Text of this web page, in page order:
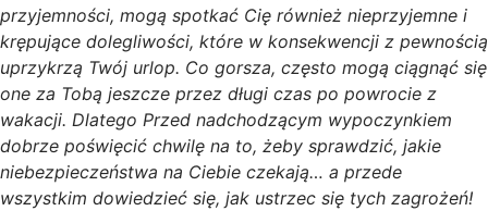
przyjemności, mogą spotkać Cię również nieprzyjemne i
krępujące dolegliwości, które w konsekwencji z pewnością
uprzykrzą Twój urlop. Co gorsza, często mogą ciągnąć się
one za Tobą jeszcze przez długi czas po powrocie z
wakacji. Dlatego Przed nadchodzącym wypoczynkiem
dobrze poświęcić chwilę na to, żeby sprawdzić, jakie
niebezpieczeństwa na Ciebie czekają… a przede
wszystkim dowiedzieć się, jak ustrzec się tych zagrożeń!